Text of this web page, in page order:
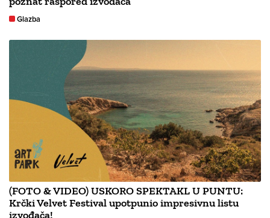
Glazba
(FOTO & VIDEO) USKORO SPEKTAKL U PUNTU:
Krčki Velvet Festival upotpunio impresivnu listu
izvođača!